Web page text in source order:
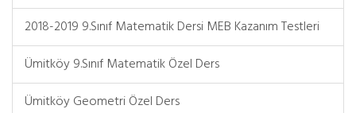
2018-2019 9.Sınıf Matematik Dersi MEB Kazanım Testleri
Ümitköy 9.Sınıf Matematik Özel Ders
Ümitköy Geometri Özel Ders